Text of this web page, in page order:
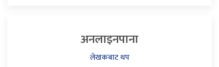
अनलाइनपाना
लेखकबाट थप